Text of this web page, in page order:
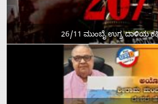
26/11 ಮುಂಬೈ ಉಗ್ರ ದಾಳಿಯ